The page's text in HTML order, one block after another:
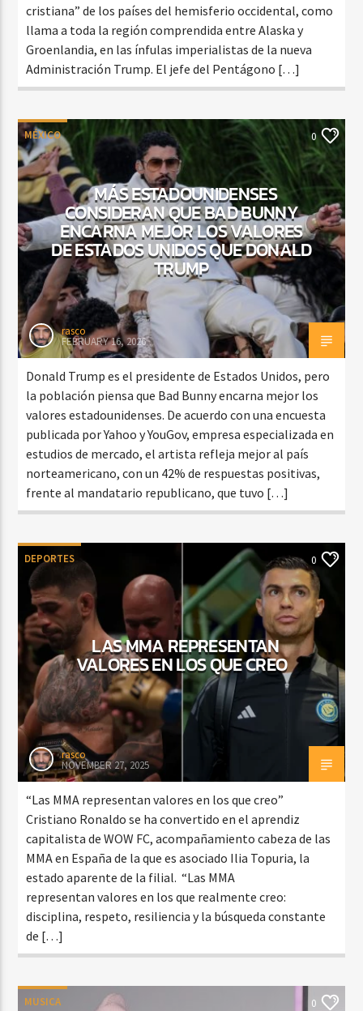
cristiana” de los países del hemisferio occidental, como
llama a toda la región comprendida entre Alaska y
Groenlandia, en las ínfulas imperialistas de la nueva
Administración Trump. El jefe del Pentágono […]
MÉXICO 0
MÁS ESTADOUNIDENSES
CONSIDERAN QUE BAD BUNNY
ENCARNA MEJOR LOS VALORES
DE ESTADOS UNIDOS QUE DONALD
TRUMP
rasco
FEBRUARY 16, 2026
Donald Trump es el presidente de Estados Unidos, pero
la población piensa que Bad Bunny encarna mejor los
valores estadounidenses. De acuerdo con una encuesta
publicada por Yahoo y YouGov, empresa especializada en
estudios de mercado, el artista refleja mejor al país
norteamericano, con un 42% de respuestas positivas,
frente al mandatario republicano, que tuvo […]
DEPORTES 0
LAS MMA REPRESENTAN
VALORES EN LOS QUE CREO
rasco
NOVEMBER 27, 2025
“Las MMA representan valores en los que creo”
Cristiano Ronaldo se ha convertido en el aprendiz
capitalista de WOW FC, acompañamiento cabeza de las
MMA en España de la que es asociado Ilia Topuria, la
estado aparente de la filial. “Las MMA
representan valores en los que realmente creo:
disciplina, respeto, resiliencia y la búsqueda constante
de […]
MUSICA 0